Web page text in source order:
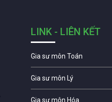
LINK - LIÊN KẾT
Gia sư môn Toán
Gia sư môn Lý
Gia sư môn Hóa